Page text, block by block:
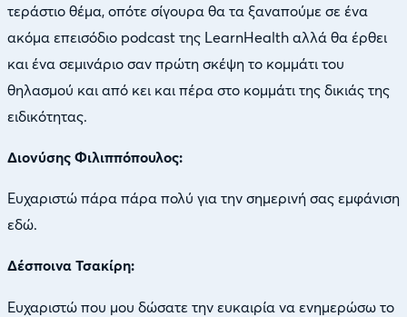
τεράστιο θέμα, οπότε σίγουρα θα τα ξαναπούμε σε ένα
ακόμα επεισόδιο podcast της LearnHealth αλλά θα έρθει
και ένα σεμινάριο σαν πρώτη σκέψη το κομμάτι του
θηλασμού και από κει και πέρα στο κομμάτι της δικιάς της
ειδικότητας.
Διονύσης Φιλιππόπουλος:
Ευχαριστώ πάρα πάρα πολύ για την σημερινή σας εμφάνιση
εδώ.
Δέσποινα Τσακίρη:
Ευχαριστώ που μου δώσατε την ευκαιρία να ενημερώσω το